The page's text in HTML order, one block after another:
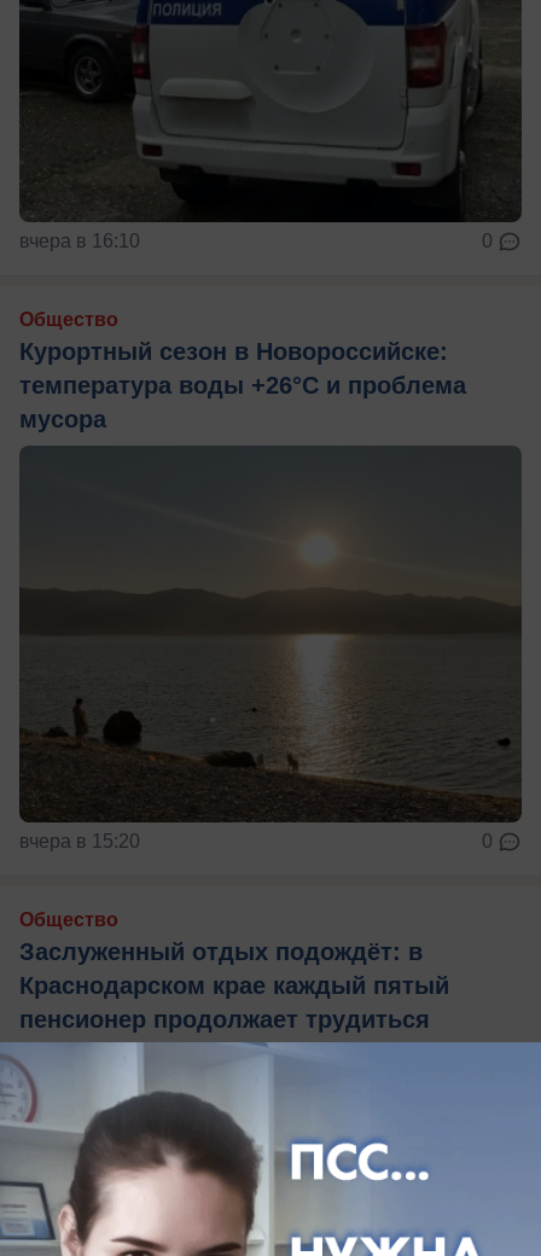
вчера в 16:10 0
Общество
Курортный сезон в Новороссийске:
температура воды +26°C и проблема
мусора
вчера в 15:20 0
Общество
Заслуженный отдых подождёт: в
Краснодарском крае каждый пятый
пенсионер продолжает трудиться